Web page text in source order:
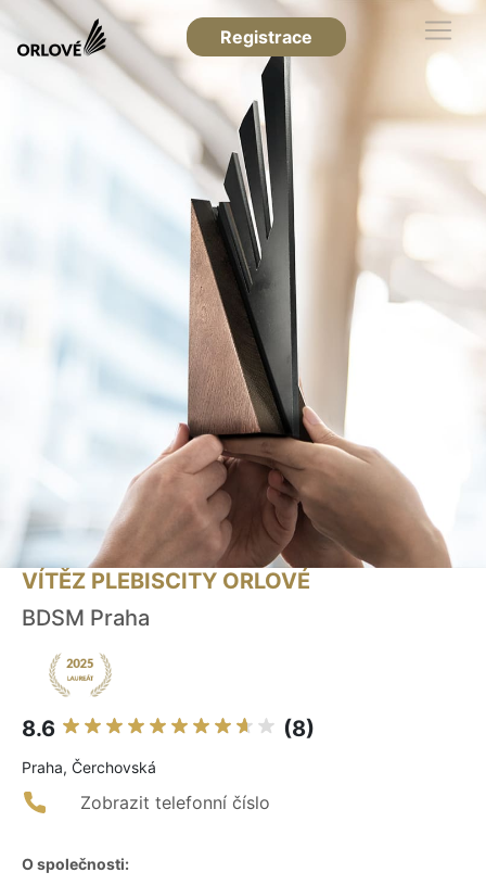
Registrace
VÍTĚZ PLEBISCITY ORLOVÉ
BDSM Praha
8.6 (8)
Praha, Čerchovská
Zobrazit telefonní číslo
O společnosti: